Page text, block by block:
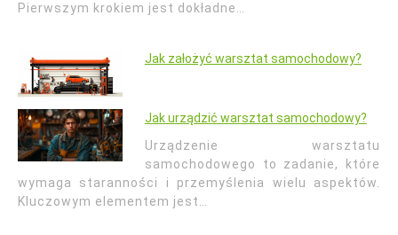
Pierwszym krokiem jest dokładne…
Jak założyć warsztat samochodowy?
Jak urządzić warsztat samochodowy?
Urządzenie warsztatu
samochodowego to zadanie, które
wymaga staranności i przemyślenia wielu aspektów.
Kluczowym elementem jest…